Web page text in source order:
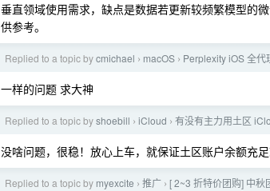
垂直领域使用需求，缺点是数据若更新较频繁模型的微
供参考。
Replied to a topic bycmichael › macOS › Perplexity iOS 全代
一样的问题 求大神
Replied to a topic byshoebill › iCloud › 有没有主力用土区
没啥问题，很稳！放心上车，就保证土区账户余额充足
Replied to a topic by myexcite › 推广 › [ 2~3 折特价团购] 中秋